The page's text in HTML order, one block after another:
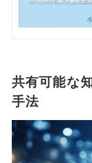
共有可能な
手法